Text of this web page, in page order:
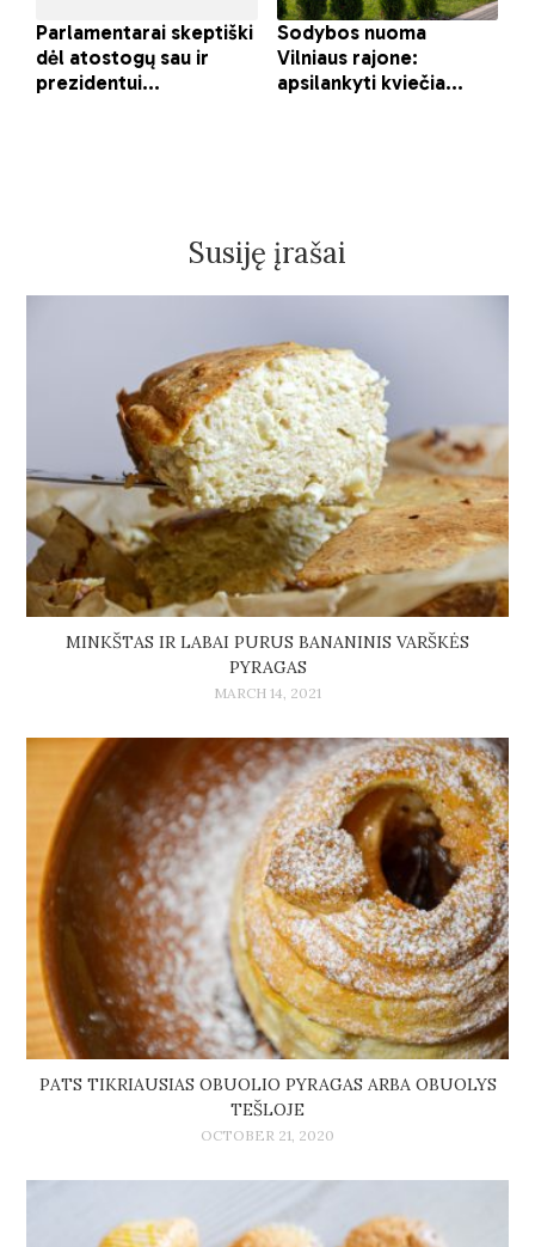
Susiję įrašai
MINKŠTAS IR LABAI PURUS BANANINIS VARŠKĖS
PYRAGAS
MARCH 14, 2021
PATS TIKRIAUSIAS OBUOLIO PYRAGAS ARBA OBUOLYS
TEŠLOJE
OCTOBER 21, 2020